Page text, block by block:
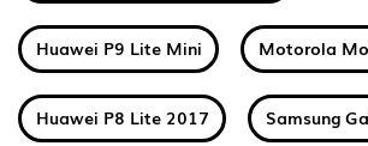
Huawei P9 Lite Mini Motorola
Huawei P8 Lite 2017 Samsung